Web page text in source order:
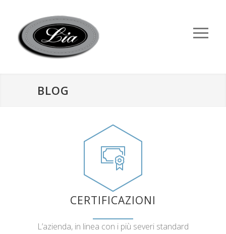
BLOG
CERTIFICAZIONI
L’azienda, in linea con i più severi standard